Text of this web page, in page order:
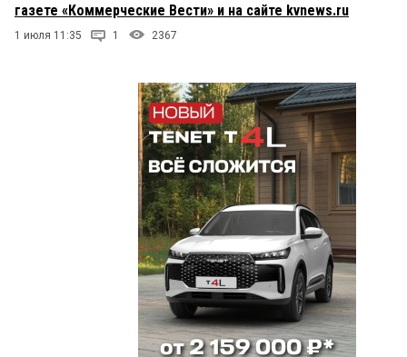
газете «Коммерческие Вести» и на сайте kvnews.ru
1 июля 11:35 1 2367